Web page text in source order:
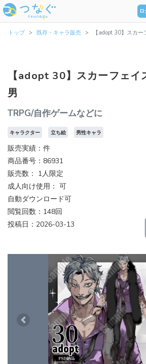
トップ 既存・キャラ販売 【adopt 30】スカ
【adopt 30】スカーフェイ
男
TRPG/自作ゲームなどに
キャラクター 立ち絵 男性キャラ
販売実績：件
商品番号：86931
販売数： 1人限定
成人向け使用： 可
自動ダウンロード可
閲覧回数：148回
投稿日：2026-03-13
Previous